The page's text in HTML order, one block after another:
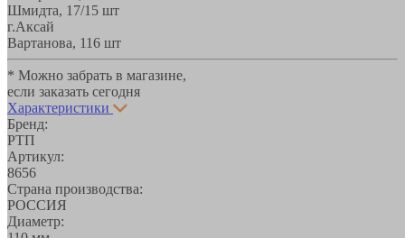
Шмидта, 17/1 5 шт
г.Аксай
Вартанова, 116 шт
* Можно забрать в магазине,
если заказать сегодня
Характеристики
Бренд:
РТП
Артикул:
8656
Страна производства:
РОССИЯ
Диаметр: